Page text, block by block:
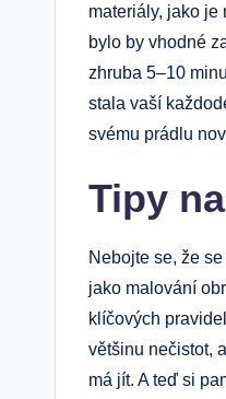
materiály, jako
bylo by vhodné
zhruba 5–10
stala vaší
svému prádlu
Tipy
Nebojte se, že
jako malování
klíčových
většinu nečistot,
má jít. A teď si